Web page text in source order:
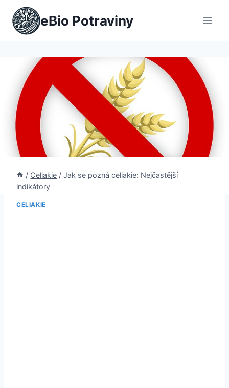
Přeskočit
obsah
eBio Potraviny
/ Celiakie / Jak se pozná celiakie: Nejčastější
indikátory
CELIAKIE